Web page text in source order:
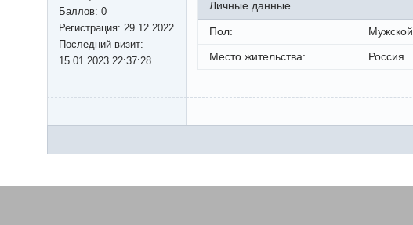
Баллов: 0
Регистрация: 29.12.2022
Последний визит:
15.01.2023 22:37:28
Личные данные
Пол:
Мужской
Место жительства:
Россия